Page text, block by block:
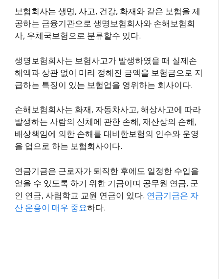
보험회사는 생명, 사고, 건강, 화재와 같은 보험을 제
공하는 금융기관으로 생명보험회사와 손해보험회
사, 우체국보험으로 분류할수 있다.
생명보험회사는 보험사고가 발생하였을 때 실제손
해액과 상관 없이 미리 정해진 금액을 보험금으로 지
급하는 특징이 있는 보험업을 영위하는 회사이다.
손해보험회사는 화재, 자동차사고, 해상사고에 따라
발생하는 사람의 신체에 관한 손해, 재산상의 손해,
배상책임에 의한 손해를 대비한보험의 인수와 운영
을 업으로 하는 보험회사이다.
연금기금은 근로자가 퇴직한 후에도 일정한 수입을
얻을 수 있도록 하기 위한 기금이며 공무원 연금, 군
인 연금, 사립학교 교원 연금이 있다. 연금기금은 자
산 운용이 매우 중요하다.